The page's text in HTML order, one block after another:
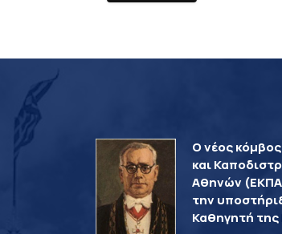
Ο νέος
και
Αθηνών
την
Καθηγητή της